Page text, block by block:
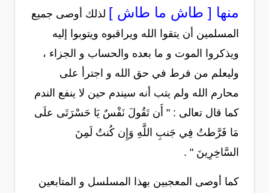
منها [ طاش ما طاش ] لذلك أوصى جميع
المسلمين أن يتقوا الله ويراقبوه ويتوبوا إليه
ويذكروا الموت و ما بعده والحساب و الجزاء ،
وليعلم من فرط في حق الله و اجترأ على
محارم الله ولم يتب أنه سيندم حين لا ينفع الندم
كما قال تعالى : " أَن تَقُولَ نَفْسٌ يَا حَسْرَتَى علَى
مَا فَرَّطتُ فِي جَنبِ اللَّهِ وَإِن كُنتُ لَمِنَ
السَّاخِرِينَ " .
كما أوصى المعجبين بهذا المسلسل و المتابعين